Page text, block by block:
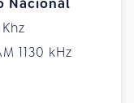
1130 kHz